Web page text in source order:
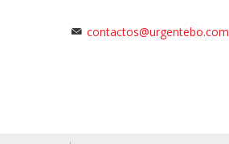
contactos@urgentebo.com